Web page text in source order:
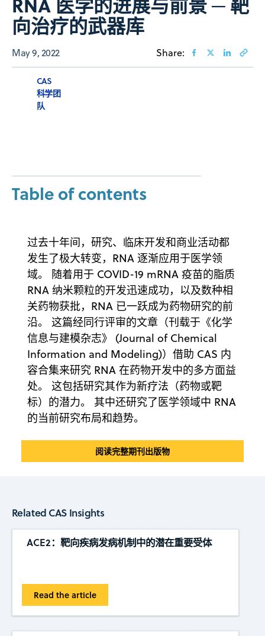
向治疗的武器库
May 9, 2022 Share:
CAS
科学团
队
Table of contents
过去十年间，研究、临床开发和商业活动都
发生了极大转变，RNA 逐渐应用于医学领
域。 随着用于 COVID-19 mRNA 疫苗的脂质
RNA 纳米颗粒的开发迅速成功，以及数种相
关药物获批，RNA 已一跃成为药物研究的前
沿。 这篇经同行评审的文章（刊载于《化学
信息与建模杂志》 (Journal of Chemical
Information and Modeling)）借助 CAS 内
容合集来研究 RNA 在药物开发中的多方面益
处。 这包括研究其作为新疗法（药物或靶
标）的潜力。 其中还研究了医学领域中 RNA
的当前研究布局和趋势。
阅读完整期刊出版物
Related CAS Insights
ACE2：靶向疾病发病机制中的潜在重要受体
Read the article